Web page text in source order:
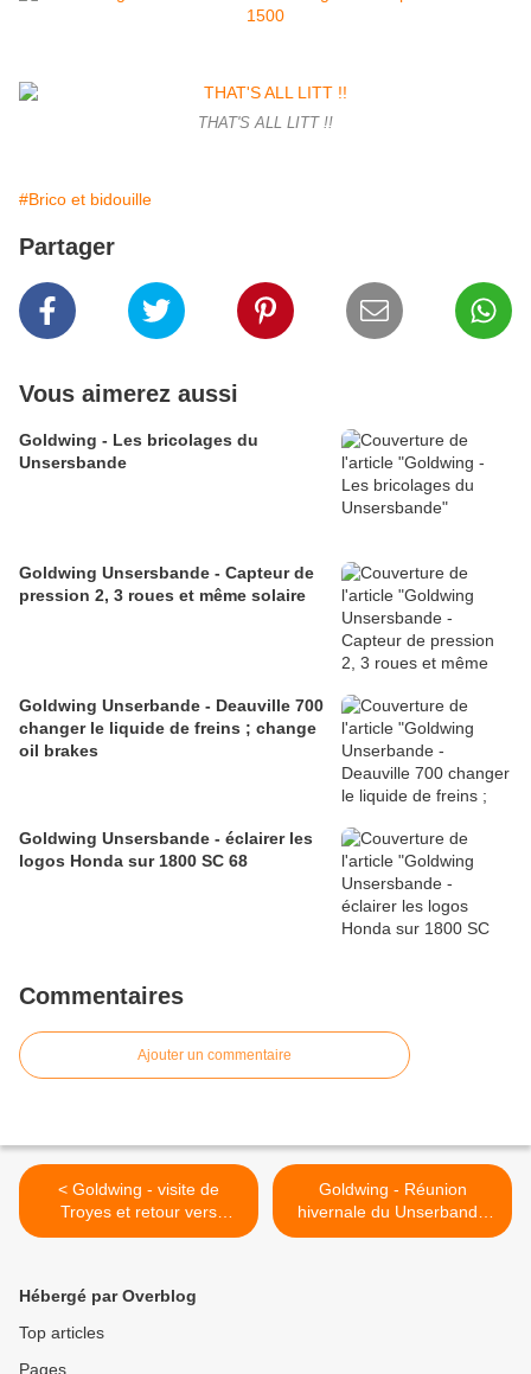
THAT'S ALL LITT !!
#Brico et bidouille
Partager
Vous aimerez aussi
Goldwing - Les bricolages du
Unsersbande
Goldwing Unsersbande - Capteur de
pression 2, 3 roues et même solaire
Goldwing Unserbande - Deauville 700
changer le liquide de freins ; change
oil brakes
Goldwing Unsersbande - éclairer les
logos Honda sur 1800 SC 68
Commentaires
Ajouter un commentaire
< Goldwing - visite de
Troyes et retour vers
Strasbourg
Goldwing - Réunion
hivernale du Unserbande
2015 >
Hébergé par Overblog
Top articles
Pages